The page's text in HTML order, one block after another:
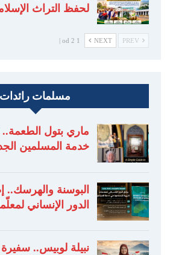
لحفظ التراث
NEXT
1 od 2 |
مسلمات رائدات
ماري بتول الطعمة..
خدمة المسلمين
البوسنة والهرسك..
الدور الإنساني
نبيلة لوبيس.. سفيرة